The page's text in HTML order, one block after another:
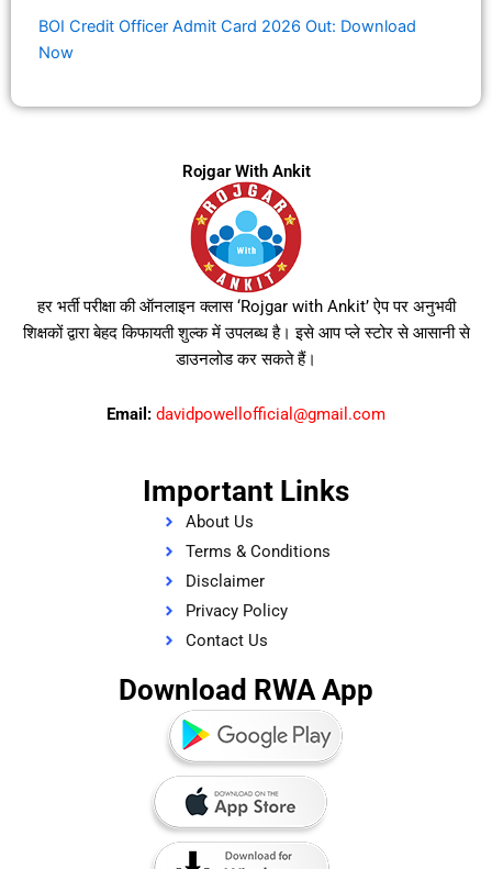
BOI Credit Officer Admit Card 2026 Out: Download
Now
Rojgar With Ankit
हर भर्ती परीक्षा की ऑनलाइन क्लास ‘Rojgar with Ankit’ ऐप पर अनुभवी
शिक्षकों द्वारा बेहद किफायती शुल्क में उपलब्ध है। इसे आप प्ले स्टोर से आसानी से
डाउनलोड कर सकते हैं।
Email: davidpowellofficial@gmail.com
Important Links
About Us
Terms & Conditions
Disclaimer
Privacy Policy
Contact Us
Download RWA App